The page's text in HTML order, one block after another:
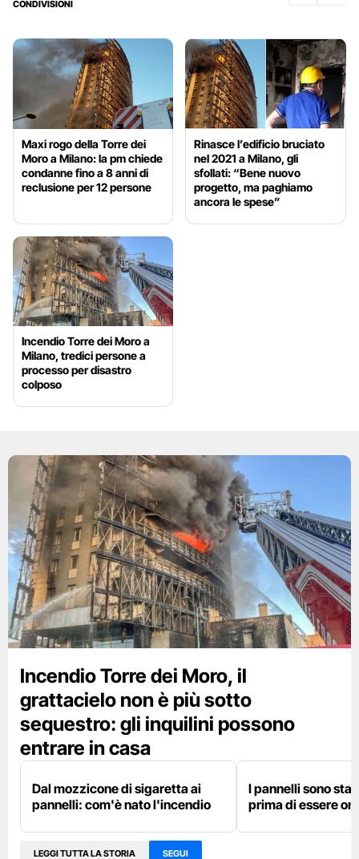
CONDIVISIONI
Maxi rogo della Torre dei
Moro a Milano: la pm chiede
condanne fino a 8 anni di
reclusione per 12 persone
Rinasce l’edificio bruciato
nel 2021 a Milano, gli
sfollati: “Bene nuovo
progetto, ma paghiamo
ancora le spese”
Incendio Torre dei Moro a
Milano, tredici persone a
processo per disastro
colposo
Incendio Torre dei Moro, il
grattacielo non è più sotto
sequestro: gli inquilini possono
entrare in casa
Dal mozzicone di sigaretta ai
pannelli: com'è nato l'incendio
I pannelli sono
prima di essere
LEGGI TUTTA LA STORIA SEGUI